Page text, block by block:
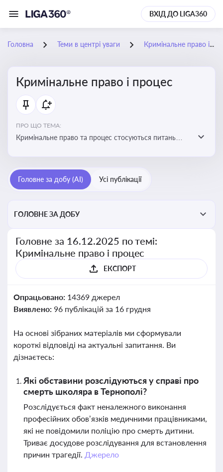
ВХІД ДО LIGA360
Головна Теми в центрі уваги Кримінальне право і процес
Кримінальне право і процес
ПРО ЩО ТЕМА:
Кримінальне право та процес стосуються питань
Головне за добу (AI) Усі публікації
ГОЛОВНЕ ЗА ДОБУ
Головне за 16.12.2025 по темі:
Кримінальне право і процес
ЕКСПОРТ
Опрацьовано: 14369 джерел
Виявлено: 96 публікацій за 16 грудня
На основі зібраних матеріалів ми сформували
короткі відповіді на актуальні запитання. Ви
дізнаєтесь:
Які обставини розслідуються у справі про
смерть школяра в Тернополі?
Розслідується факт неналежного виконання
професійних обов’язків медичними працівниками,
які не повідомили поліцію про смерть дитини.
Триває досудове розслідування для встановлення
причин трагедії. Джерело